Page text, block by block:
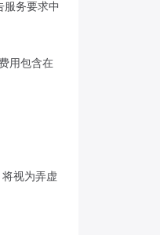
服务要求中
用包含在
视为弄虚